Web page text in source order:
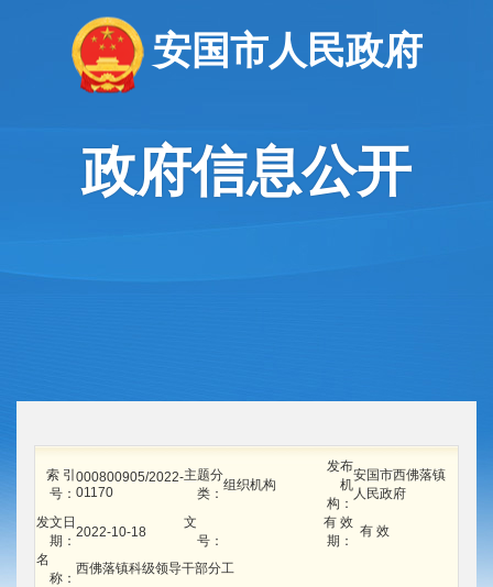
安国市人民政府
政府信息公开
索 引
号：
000800905/2022-
01170
主题分
类：
组织机构
发布
机
构：
安国市西佛落镇
人民政府
发文日
期：
2022-10-18
文
号：
有 效
期：
有 效
名
称：
西佛落镇科级领导干部分工